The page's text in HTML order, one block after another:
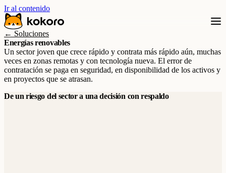
Ir al contenido
← Soluciones
Energías renovables
Un sector joven que crece rápido y contrata más rápido aún, muchas
veces en zonas remotas y con tecnología nueva. El error de
contratación se paga en seguridad, en disponibilidad de los activos y
en proyectos que se atrasan.
De un riesgo del sector a una decisión con respaldo